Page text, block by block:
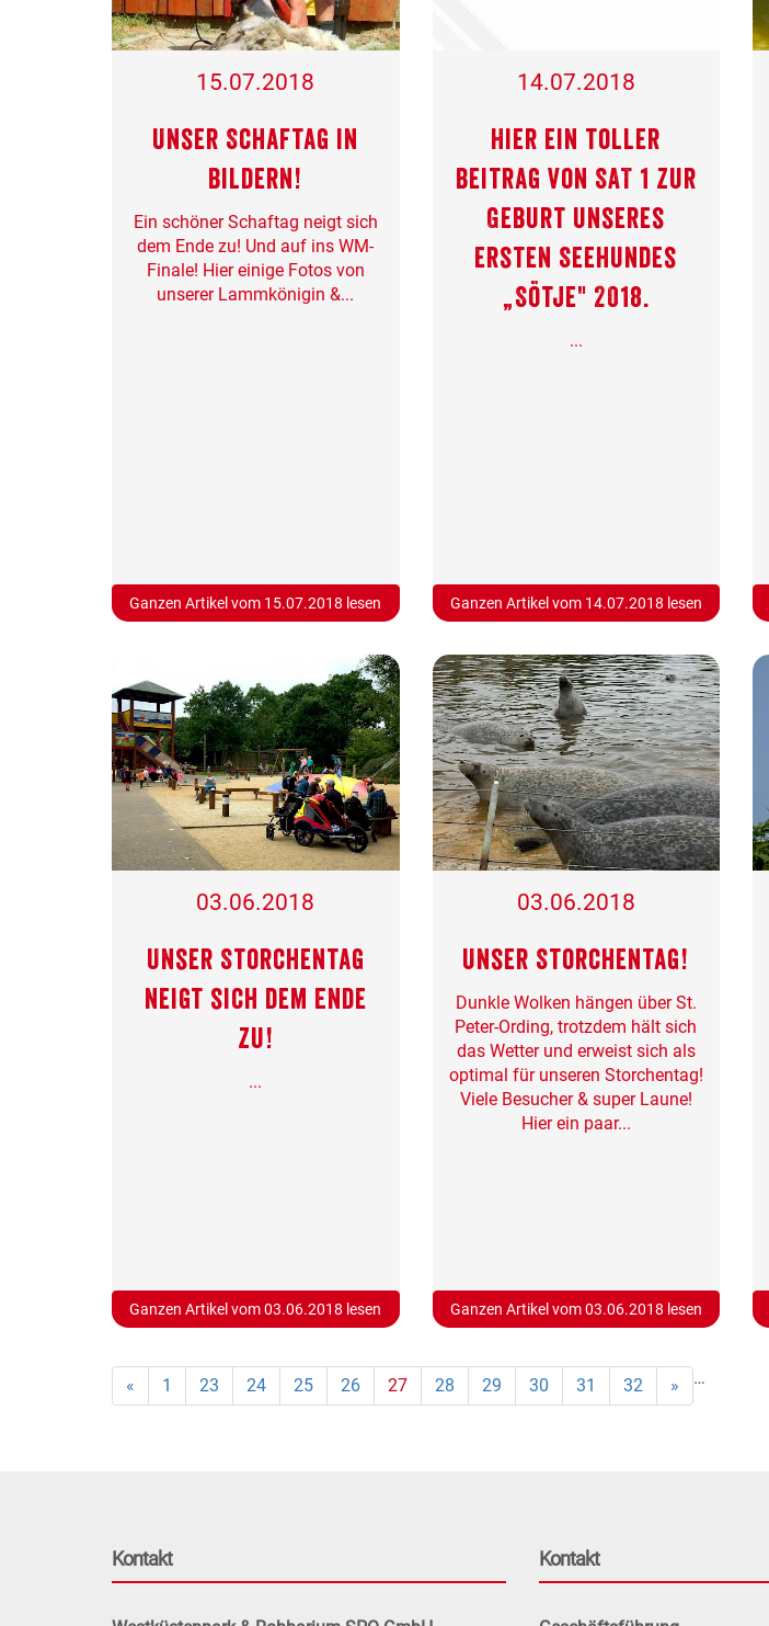
15.07.2018
Unser Schaftag in
Bildern!
Ein schöner Schaftag neigt sich
dem Ende zu! Und auf ins WM-
Finale! Hier einige Fotos von
unserer Lammkönigin &...
Ganzen Artikel vom 15.07.2018 lesen
14.07.2018
Hier ein toller
Beitrag von SAT 1 zur
Geburt unseres
ersten Seehundes
„Sötje" 2018.
...
Ganzen Artikel vom 14.07.2018 lesen
03.06.2018
Unser Storchentag
neigt sich dem Ende
zu!
...
Ganzen Artikel vom 03.06.2018 lesen
03.06.2018
Unser Storchentag!
Dunkle Wolken hängen über St.
Peter-Ording, trotzdem hält sich
das Wetter und erweist sich als
optimal für unseren Storchentag!
Viele Besucher & super Laune!
Hier ein paar...
Ganzen Artikel vom 03.06.2018 lesen
« 1 …
23 24 25 26 27 28 29 30 31 32 »
Kontakt Kontakt